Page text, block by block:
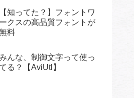
【知ってた？】フォントワ
ークスの高品質フォントが
料
んな、制御文字って使っ
てる？【AviUtl】